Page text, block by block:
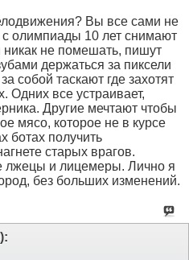
Вы все сами не
с олимпиады 10 лет снимают
никак не помешать, пишут
держаться за пиксели
собой таскают где захотят
Одних все устраивает,
Другие мечтают чтобы
мясо, которое не в курсе
ботах получить
старых врагов.
лжецы и лицемеры. Лично я
без больших изменений.